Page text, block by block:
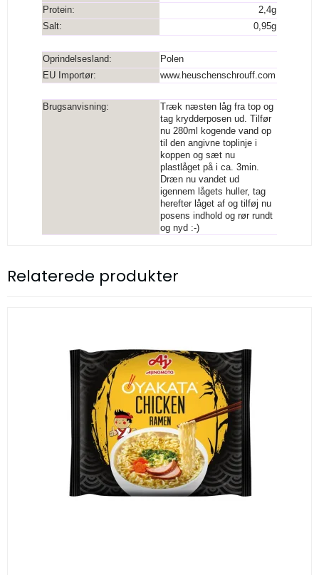
Protein:
2,4g
Salt:
0,95g
Oprindelsesland:
Polen
EU Importør:
www.heuschenschrouff.com
Brugsanvisning:
Træk næsten låg fra top og
tag krydderposen ud. Tilfør
nu 280ml kogende vand op
til den angivne toplinje i
koppen og sæt nu
plastlåget på i ca. 3min.
Dræn nu vandet ud
igennem lågets huller, tag
herefter låget af og tilføj nu
posens indhold og rør rundt
og nyd :-)
Relaterede produkter